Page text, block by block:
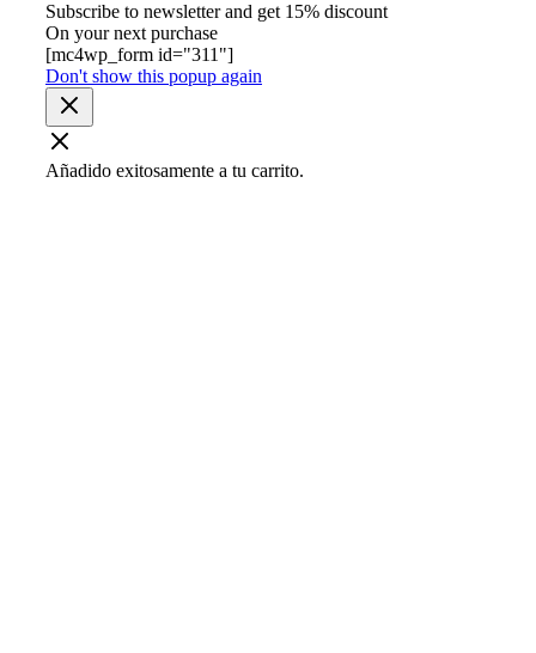
Subscribe to newsletter and get 15% discount
On your next purchase
[mc4wp_form id="311"]
Don't show this popup again
Añadido exitosamente a tu carrito.